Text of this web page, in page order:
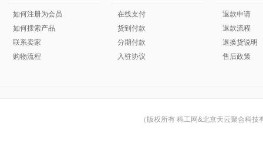
如何注册为会员
如何搜索产品
联系卖家
购物流程
在线支付
货到付款
分期付款
入驻协议
退款申请
退款流程
退换货说明
售后政策
（版权所有 科工网&北京天云聚合科